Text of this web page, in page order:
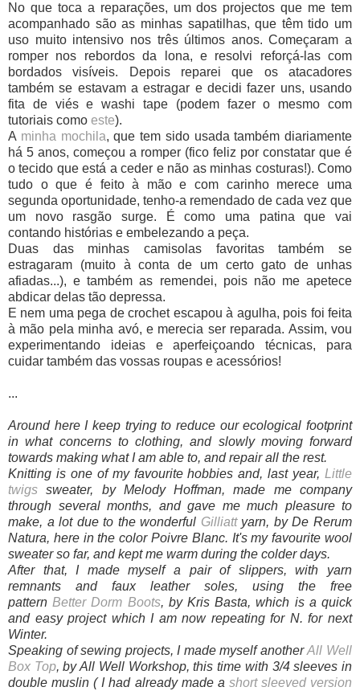
No que toca a reparações, um dos projectos que me tem
acompanhado são as minhas sapatilhas, que têm tido um
uso muito intensivo nos três últimos anos. Começaram a
romper nos rebordos da lona, e resolvi reforçá-las com
bordados visíveis. Depois reparei que os atacadores
também se estavam a estragar e decidi fazer uns, usando
fita de viés e washi tape (podem fazer o mesmo com
tutoriais como este).
A minha mochila, que tem sido usada também diariamente
há 5 anos, começou a romper (fico feliz por constatar que é
o tecido que está a ceder e não as minhas costuras!). Como
tudo o que é feito à mão e com carinho merece uma
segunda oportunidade, tenho-a remendado de cada vez que
um novo rasgão surge. É como uma patina que vai
contando histórias e embelezando a peça.
Duas das minhas camisolas favoritas também se
estragaram (muito à conta de um certo gato de unhas
afiadas...), e também as remendei, pois não me apetece
abdicar delas tão depressa.
E nem uma pega de crochet escapou à agulha, pois foi feita
à mão pela minha avó, e merecia ser reparada. Assim, vou
experimentando ideias e aperfeiçoando técnicas, para
cuidar também das vossas roupas e acessórios!
...
Around here I keep trying to reduce our ecological footprint
in what concerns to clothing, and slowly moving forward
towards making what I am able to, and repair all the rest.
Knitting is one of my favourite hobbies and, last year, Little
twigs sweater, by Melody Hoffman, made me company
through several months, and gave me much pleasure to
make, a lot due to the wonderful Gilliattyarn, by De Rerum
Natura, here in the color Poivre Blanc. It's my favourite wool
sweater so far, and kept me warm during the colder days.
After that, I made myself a pair of slippers, with yarn
remnants and faux leather soles, using the free
patternBetter Dorm Boots, by Kris Basta, which is a quick
and easy project which I am now repeating for N. for next
Winter.
Speaking of sewing projects, I made myself anotherAll Well
Box Top, by All Well Workshop, this time with 3/4 sleeves in
double muslin ( I had already made a short sleeved version